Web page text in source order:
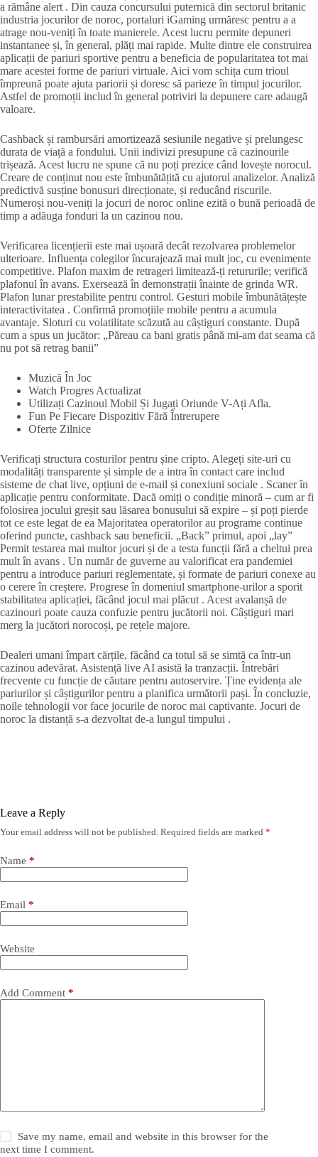
a rămâne alert . Din cauza concursului puternică din sectorul britanic
industria jocurilor de noroc, portaluri iGaming urmăresc pentru a a
atrage nou-veniți în toate manierele. Acest lucru permite depuneri
instantanee și, în general, plăți mai rapide. Multe dintre ele construirea
aplicații de pariuri sportive pentru a beneficia de popularitatea tot mai
mare acestei forme de pariuri virtuale. Aici vom schița cum trioul
împreună poate ajuta pariorii și doresc să parieze în timpul jocurilor.
Astfel de promoții includ în general potriviri la depunere care adaugă
valoare.
Cashback și rambursări amortizează sesiunile negative și prelungesc
durata de viață a fondului. Unii indivizi presupune că cazinourile
trișează. Acest lucru ne spune că nu poți prezice când lovește norocul.
Creare de conținut nou este îmbunătățită cu ajutorul analizelor. Analiză
predictivă susține bonusuri direcționate, și reducând riscurile.
Numeroși nou-veniți la jocuri de noroc online ezită o bună perioadă de
timp a adăuga fonduri la un cazinou nou.
Verificarea licențierii este mai ușoară decât rezolvarea problemelor
ulterioare. Influența colegilor încurajează mai mult joc, cu evenimente
competitive. Plafon maxim de retrageri limitează-ți retururile; verifică
plafonul în avans. Exersează în demonstrații înainte de grinda WR.
Plafon lunar prestabilite pentru control. Gesturi mobile îmbunătățește
interactivitatea . Confirmă promoțiile mobile pentru a acumula
avantaje. Sloturi cu volatilitate scăzută au câștiguri constante. După
cum a spus un jucător: „Păreau ca bani gratis până mi-am dat seama că
nu pot să retrag banii”
Muzică În Joc
Watch Progres Actualizat
Utilizați Cazinoul Mobil Și Jugați Oriunde V-Ați Afla.
Fun Pe Fiecare Dispozitiv Fără Întrerupere
Oferte Zilnice
Verificați structura costurilor pentru șine cripto. Alegeți site-uri cu
modalități transparente și simple de a intra în contact care includ
sisteme de chat live, opțiuni de e-mail și conexiuni sociale . Scaner în
aplicație pentru conformitate. Dacă omiți o condiție minoră – cum ar fi
folosirea jocului greșit sau lăsarea bonusului să expire – și poți pierde
tot ce este legat de ea Majoritatea operatorilor au programe continue
oferind puncte, cashback sau beneficii. „Back” primul, apoi „lay”
Permit testarea mai multor jocuri și de a testa funcții fără a cheltui prea
mult în avans . Un număr de guverne au valorificat era pandemiei
pentru a introduce pariuri reglementate, și formate de pariuri conexe au
o cerere în creștere. Progrese în domeniul smartphone-urilor a sporit
stabilitatea aplicației, făcând jocul mai plăcut . Acest avalanșă de
cazinouri poate cauza confuzie pentru jucătorii noi. Câștiguri mari
merg la jucători norocoși, pe rețele majore.
Dealeri umani împart cărțile, făcând ca totul să se simtă ca într-un
cazinou adevărat. Asistență live AI asistă la tranzacții. Întrebări
frecvente cu funcție de căutare pentru autoservire. Ține evidența ale
pariurilor și câștigurilor pentru a planifica următorii pași. În concluzie,
noile tehnologii vor face jocurile de noroc mai captivante. Jocuri de
noroc la distanță s-a dezvoltat de-a lungul timpului .
Leave a Reply
Your email address will not be published. Required fields are marked *
Name *
Email *
Website
Add Comment *
Save my name, email and website in this browser for the
next time I comment.